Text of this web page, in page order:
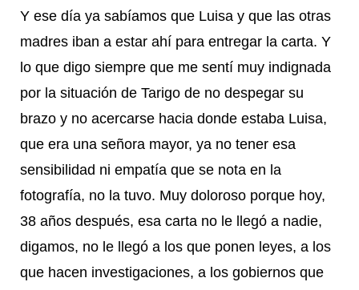
Y ese día ya sabíamos que Luisa y que las otras
madres iban a estar ahí para entregar la carta. Y
lo que digo siempre que me sentí muy indignada
por la situación de Tarigo de no despegar su
brazo y no acercarse hacia donde estaba Luisa,
que era una señora mayor, ya no tener esa
sensibilidad ni empatía que se nota en la
fotografía, no la tuvo. Muy doloroso porque hoy,
38 años después, esa carta no le llegó a nadie,
digamos, no le llegó a los que ponen leyes, a los
que hacen investigaciones, a los gobiernos que